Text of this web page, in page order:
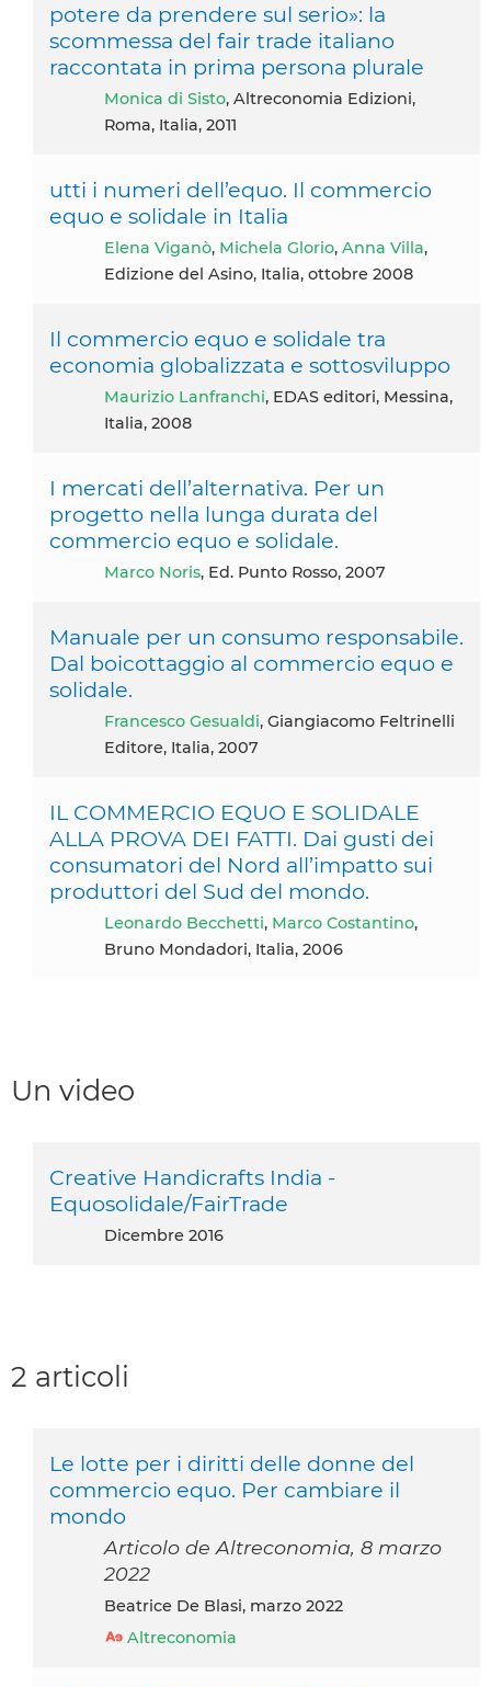
potere da prendere sul serio»: la
scommessa del fair trade italiano
raccontata in prima persona plurale
Monica di Sisto, Altreconomia Edizioni,
Roma, Italia, 2011
utti i numeri dell’equo. Il commercio
equo e solidale in Italia
Elena Viganò, Michela Glorio, Anna Villa,
Edizione del Asino, Italia, ottobre 2008
Il commercio equo e solidale tra
economia globalizzata e sottosviluppo
Maurizio Lanfranchi, EDAS editori, Messina,
Italia, 2008
I mercati dell’alternativa. Per un
progetto nella lunga durata del
commercio equo e solidale.
Marco Noris, Ed. Punto Rosso, 2007
Manuale per un consumo responsabile.
Dal boicottaggio al commercio equo e
solidale.
Francesco Gesualdi, Giangiacomo Feltrinelli
Editore, Italia, 2007
IL COMMERCIO EQUO E SOLIDALE
ALLA PROVA DEI FATTI. Dai gusti dei
consumatori del Nord all’impatto sui
produttori del Sud del mondo.
Leonardo Becchetti, Marco Costantino,
Bruno Mondadori, Italia, 2006
Un video
Creative Handicrafts India -
Equosolidale/FairTrade
dicembre 2016
2 articoli
Le lotte per i diritti delle donne del
commercio equo. Per cambiare il
mondo
Articolo de Altreconomia, 8 marzo
2022
Beatrice De Blasi, marzo 2022
Altreconomia